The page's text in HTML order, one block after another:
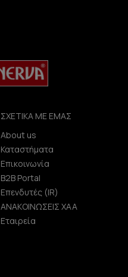
ΣΧΕΤΙΚΑ ΜΕ ΕΜΑΣ
About us
Καταστήματα
Επικοινωνία
B2B Portal
Επενδυτές (IR)
ΑΝΑΚΟΙΝΩΣΕΙΣ ΧΑΑ
Εταιρεία